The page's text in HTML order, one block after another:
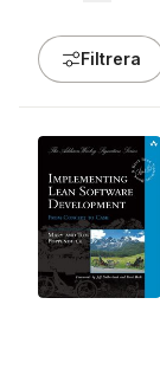
Filtrera